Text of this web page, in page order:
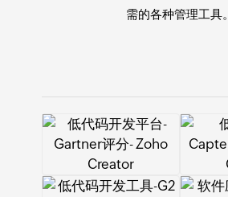
需的各种管理工具。